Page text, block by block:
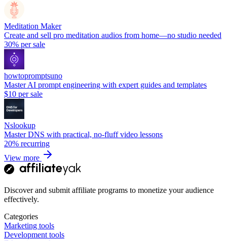
Meditation Maker
Create and sell pro meditation audios from home—no studio needed
30% per sale
howtopromptsuno
Master AI prompt engineering with expert guides and templates
$10 per sale
Nslookup
Master DNS with practical, no-fluff video lessons
20% recurring
View more
Discover and submit affiliate programs to monetize your audience
effectively.
Categories
Marketing tools
Development tools